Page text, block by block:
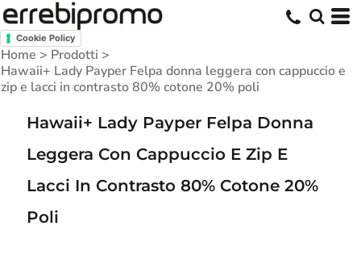
Cookie Policy
Home > Prodotti >
Hawaii+ Lady Payper Felpa donna leggera con cappuccio e
zip e lacci in contrasto 80% cotone 20% poli
Hawaii+ Lady Payper Felpa Donna
Leggera Con Cappuccio E Zip E
Lacci In Contrasto 80% Cotone 20%
Poli